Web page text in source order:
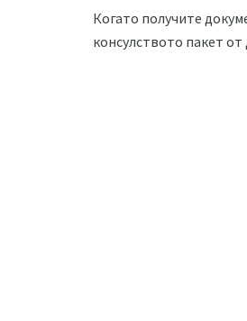
Когато получите
консулството пакет